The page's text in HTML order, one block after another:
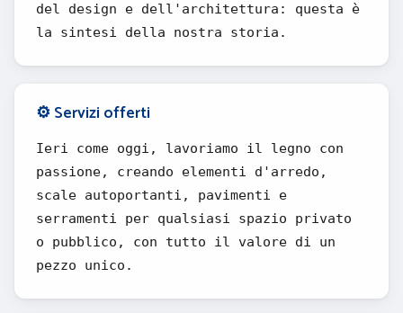
del design e dell'architettura: questa è
la sintesi della nostra storia.
⚙️ Servizi offerti
Ieri come oggi, lavoriamo il legno con
passione, creando elementi d'arredo,
scale autoportanti, pavimenti e
serramenti per qualsiasi spazio privato
o pubblico, con tutto il valore di un
pezzo unico.